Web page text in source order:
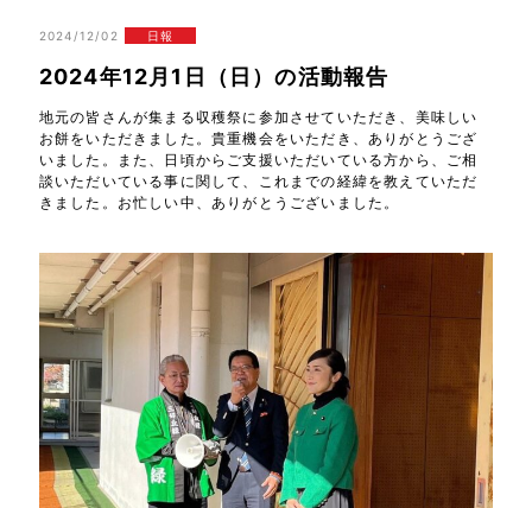
2024/12/02 日報
2024年12月1日（日）の活動報告
地元の皆さんが集まる収穫祭に参加させていただき、美味しい
お餅をいただきました。貴重機会をいただき、ありがとうござ
いました。また、日頃からご支援いただいている方から、ご相
談いただいている事に関して、これまでの経緯を教えていただ
きました。お忙しい中、ありがとうございました。